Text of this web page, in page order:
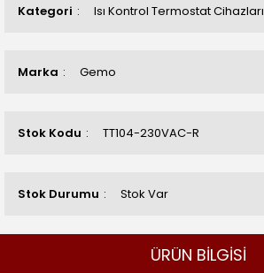
Kategori Isı Kontrol Termostat Cihazları
Marka Gemo
Stok Kodu TT104-230VAC-R
Stok Durumu Stok Var
ÜRÜN BİLGİSİ